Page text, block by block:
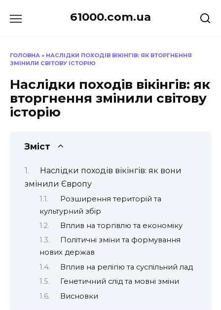
до
61000.com.ua
ГОЛОВНА » НАСЛІДКИ ПОХОДІВ ВІКІНГІВ: ЯК ВТОРГНЕННЯ
ЗМІНИЛИ СВІТОВУ ІСТОРІЮ
Наслідки походів вікінгів: як
вторгнення змінили світову
історію
Зміст
Наслідки походів вікінгів: як вони
змінили Європу
Розширення територій та
культурний збір
Вплив на торгівлю та економіку
Політичні зміни та формування
нових держав
Вплив на релігію та суспільний лад
Генетичний слід та мовні зміни
Висновки